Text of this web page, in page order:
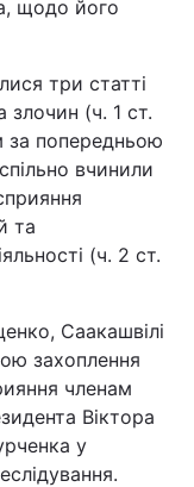
щодо його
три статті
злочин (ч. 1 ст.
за попередньою
вчинили
та
(ч. 2 ст.
Саакашвілі
захоплення
членам
Віктора
у